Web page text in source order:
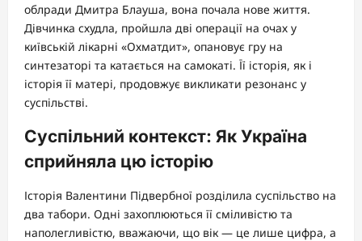
облради Дмитра Блауша, вона почала нове життя.
Дівчинка схудла, пройшла дві операції на очах у
київській лікарні «Охматдит», опановує гру на
синтезаторі та катається на самокаті. Її історія, як і
історія її матері, продовжує викликати резонанс у
суспільстві.
Суспільний контекст: Як Україна
сприйняла цю історію
Історія Валентини Підвербної розділила суспільство на
два табори. Одні захоплюються її сміливістю та
наполегливістю, вважаючи, що вік — це лише цифра, а